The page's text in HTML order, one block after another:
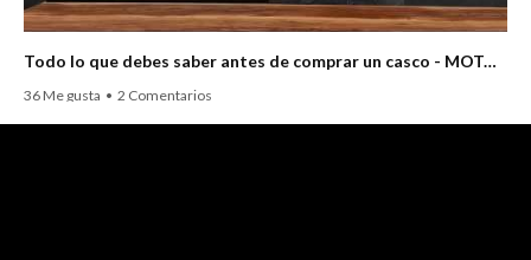
Todo lo que debes saber antes de comprar un casco - MOTOCITY
36 Me gusta • 2 Comentarios